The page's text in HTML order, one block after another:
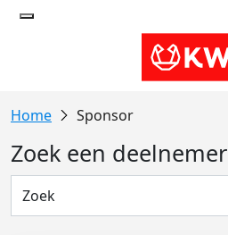
Sponsor
Zoek een deelnemer